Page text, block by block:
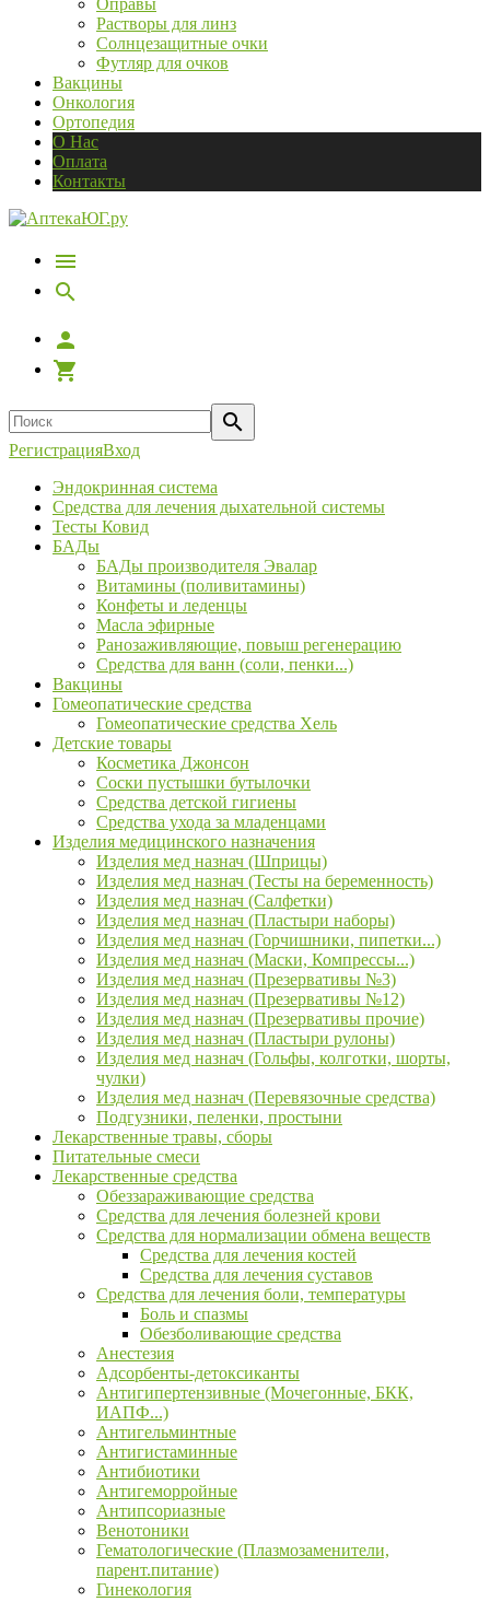
Оправы
Растворы для линз
Солнцезащитные очки
Футляр для очков
Вакцины
Онкология
Ортопедия
О Нас
Оплата
Контакты
РегистрацияВход
Эндокринная система
Средства для лечения дыхательной системы
Тесты Ковид
БАДы
БАДы производителя Эвалар
Витамины (поливитамины)
Конфеты и леденцы
Масла эфирные
Ранозаживляющие, повыш регенерацию
Средства для ванн (соли, пенки...)
Вакцины
Гомеопатические средства
Гомеопатические средства Хель
Детские товары
Косметика Джонсон
Соски пустышки бутылочки
Средства детской гигиены
Средства ухода за младенцами
Изделия медицинского назначения
Изделия мед назнач (Шприцы)
Изделия мед назнач (Тесты на беременность)
Изделия мед назнач (Салфетки)
Изделия мед назнач (Пластыри наборы)
Изделия мед назнач (Горчишники, пипетки...)
Изделия мед назнач (Маски, Компрессы...)
Изделия мед назнач (Презервативы №3)
Изделия мед назнач (Презервативы №12)
Изделия мед назнач (Презервативы прочие)
Изделия мед назнач (Пластыри рулоны)
Изделия мед назнач (Гольфы, колготки, шорты,
чулки)
Изделия мед назнач (Перевязочные средства)
Подгузники, пеленки, простыни
Лекарственные травы, сборы
Питательные смеси
Лекарственные средства
Обеззараживающие средства
Средства для лечения болезней крови
Средства для нормализации обмена веществ
Средства для лечения костей
Средства для лечения суставов
Средства для лечения боли, температуры
Боль и спазмы
Обезболивающие средства
Анестезия
Адсорбенты-детоксиканты
Антигипертензивные (Мочегонные, БКК,
ИАПФ...)
Антигельминтные
Антигистаминные
Антибиотики
Антигеморройные
Антипсориазные
Венотоники
Гематологические (Плазмозаменители,
парент.питание)
Гинекология